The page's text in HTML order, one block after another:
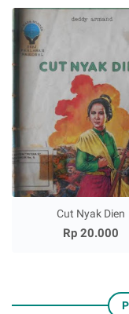
Cut Nyak Dien
Rp 20.000